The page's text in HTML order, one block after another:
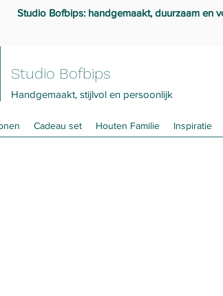
Studio Bofbips
Handgemaakt, stijlvol en persoonlijk
Studio Bofbips: handgemaakt, duurzaam en
Cadeau set Houten Familie Inspiratie